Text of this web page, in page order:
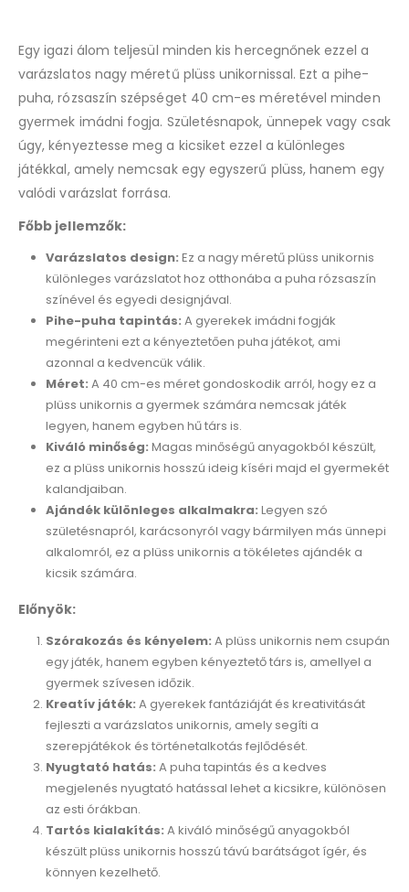
Egy igazi álom teljesül minden kis hercegnőnek ezzel a
varázslatos nagy méretű plüss unikornissal. Ezt a pihe-
puha, rózsaszín szépséget 40 cm-es méretével minden
gyermek imádni fogja. Születésnapok, ünnepek vagy csak
úgy, kényeztesse meg a kicsiket ezzel a különleges
játékkal, amely nemcsak egy egyszerű plüss, hanem egy
valódi varázslat forrása.
Főbb jellemzők:
Varázslatos design: Ez a nagy méretű plüss unikornis
különleges varázslatot hoz otthonába a puha rózsaszín
színével és egyedi designjával.
Pihe-puha tapintás: A gyerekek imádni fogják
megérinteni ezt a kényeztetően puha játékot, ami
azonnal a kedvencük válik.
Méret: A 40 cm-es méret gondoskodik arról, hogy ez a
plüss unikornis a gyermek számára nemcsak játék
legyen, hanem egyben hű társ is.
Kiváló minőség: Magas minőségű anyagokból készült,
ez a plüss unikornis hosszú ideig kíséri majd el gyermekét
kalandjaiban.
Ajándék különleges alkalmakra: Legyen szó
születésnapról, karácsonyról vagy bármilyen más ünnepi
alkalomról, ez a plüss unikornis a tökéletes ajándék a
kicsik számára.
Előnyök:
Szórakozás és kényelem: A plüss unikornis nem csupán
egy játék, hanem egyben kényeztető társ is, amellyel a
gyermek szívesen időzik.
Kreatív játék: A gyerekek fantáziáját és kreativitását
fejleszti a varázslatos unikornis, amely segíti a
szerepjátékok és történetalkotás fejlődését.
Nyugtató hatás: A puha tapintás és a kedves
megjelenés nyugtató hatással lehet a kicsikre, különösen
az esti órákban.
Tartós kialakítás: A kiváló minőségű anyagokból
készült plüss unikornis hosszú távú barátságot ígér, és
könnyen kezelhető.